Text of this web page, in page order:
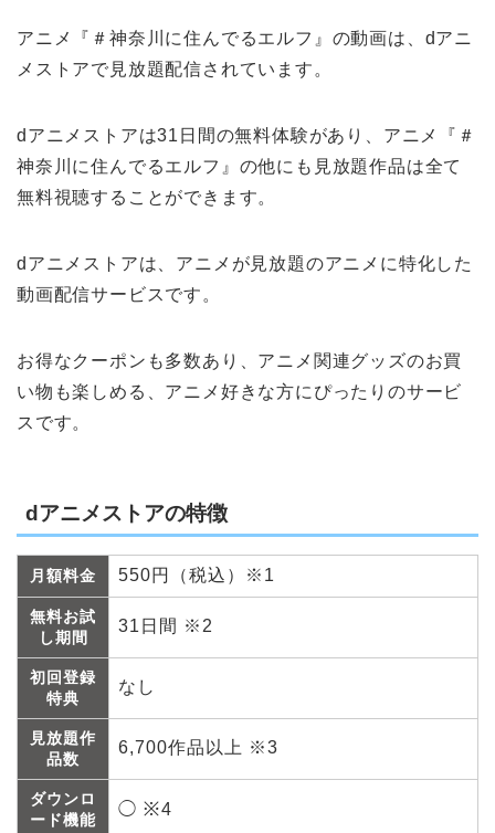
アニメ『＃神奈川に住んでるエルフ』の動画は、dアニ
メストアで見放題配信されています。
dアニメストアは31日間の無料体験があり、アニメ『＃
神奈川に住んでるエルフ』の他にも見放題作品は全て
無料視聴することができます。
dアニメストアは、アニメが見放題のアニメに特化した
動画配信サービスです。
お得なクーポンも多数あり、アニメ関連グッズのお買
い物も楽しめる、アニメ好きな方にぴったりのサービ
スです。
dアニメストアの特徴
月額料金 550円（税込）※1
無料お試
し期間
31日間 ※2
初回登録
特典
なし
見放題作
品数
6,700作品以上 ※3
ダウンロ
ード機能
◯ ※4